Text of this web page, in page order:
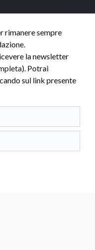
rimanere sempre
la newsletter
). Potrai
sul link presente